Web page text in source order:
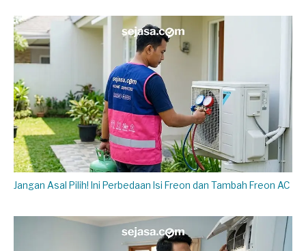
Jangan Asal Pilih! Ini Perbedaan Isi Freon dan Tambah Freon AC